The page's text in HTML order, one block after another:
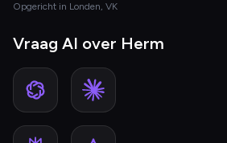
Opgericht in Londen, VK
Vraag AI over Herm